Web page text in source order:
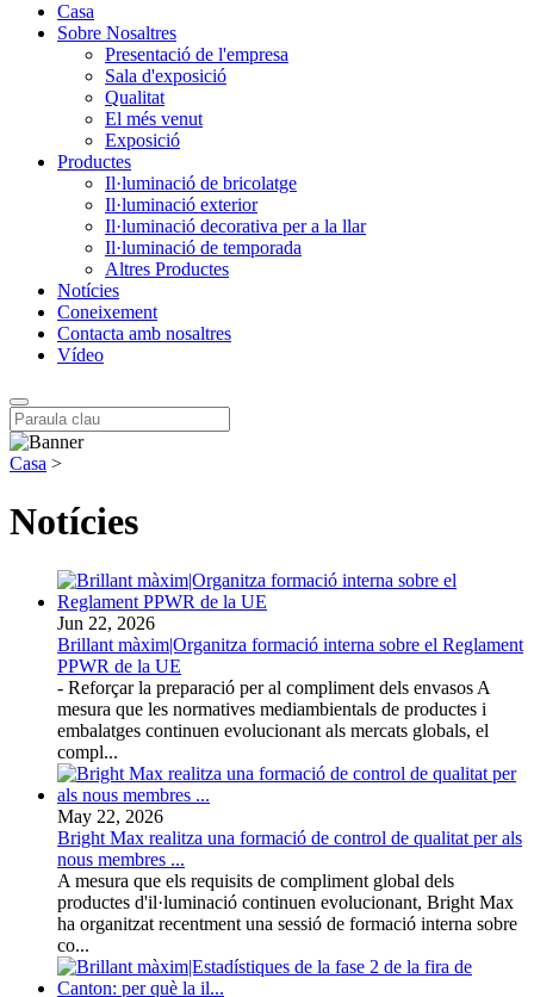
Casa
Sobre Nosaltres
Presentació de l'empresa
Sala d'exposició
Qualitat
El més venut
Exposició
Productes
Il·luminació de bricolatge
Il·luminació exterior
Il·luminació decorativa per a la llar
Il·luminació de temporada
Altres Productes
Notícies
Coneixement
Contacta amb nosaltres
Vídeo
Casa >
Notícies
Jun 22, 2026
Brillant màxim|Organitza formació interna sobre el Reglament
PPWR de la UE
- Reforçar la preparació per al compliment dels envasos A
mesura que les normatives mediambientals de productes i
embalatges continuen evolucionant als mercats globals, el
compl...
May 22, 2026
Bright Max realitza una formació de control de qualitat per als
nous membres ...
A mesura que els requisits de compliment global dels
productes d'il·luminació continuen evolucionant, Bright Max
ha organitzat recentment una sessió de formació interna sobre
co...